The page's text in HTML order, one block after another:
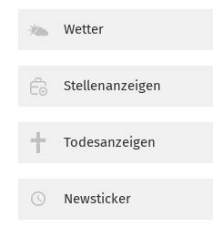
Wetter
Stellenanzeigen
Todesanzeigen
Newsticker